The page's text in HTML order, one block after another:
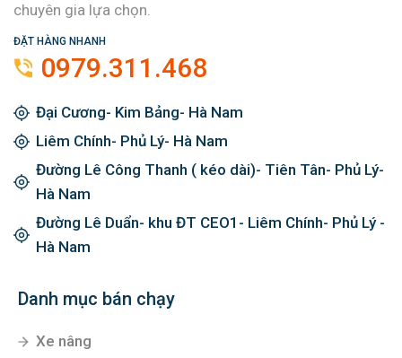
chuyên gia lựa chọn.
ĐẶT HÀNG NHANH
0979.311.468
Đại Cương- Kim Bảng- Hà Nam
Liêm Chính- Phủ Lý- Hà Nam
Đường Lê Công Thanh ( kéo dài)- Tiên Tân- Phủ Lý-
Hà Nam
Đường Lê Duẩn- khu ĐT CEO1- Liêm Chính- Phủ Lý -
Hà Nam
Danh mục bán chạy
Xe nâng